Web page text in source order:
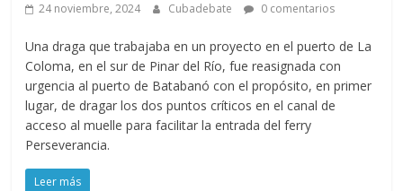
24 noviembre, 2024 Cubadebate 0 comentarios
Una draga que trabajaba en un proyecto en el puerto de La
Coloma, en el sur de Pinar del Río, fue reasignada con
urgencia al puerto de Batabanó con el propósito, en primer
lugar, de dragar los dos puntos críticos en el canal de
acceso al muelle para facilitar la entrada del ferry
Perseverancia.
Leer más